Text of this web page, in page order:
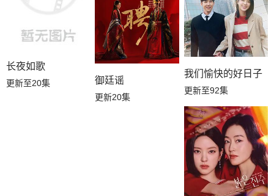
长夜如歌
更新至20集 御廷谣
更新20集
我们愉快的好日子
更新至92集